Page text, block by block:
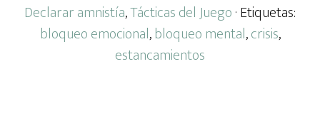
Declarar amnistía,Tácticas del Juego· Etiquetas:
bloqueo emocional,bloqueo mental,crisis,
estancamientos